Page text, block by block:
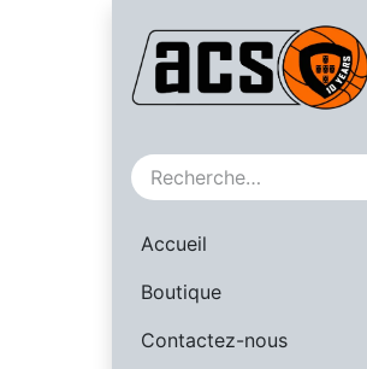
Accueil
Boutique
Contactez-nous